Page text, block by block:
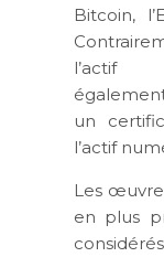
Bitcoin,
l’actif
un
l’actif
Les
en plus